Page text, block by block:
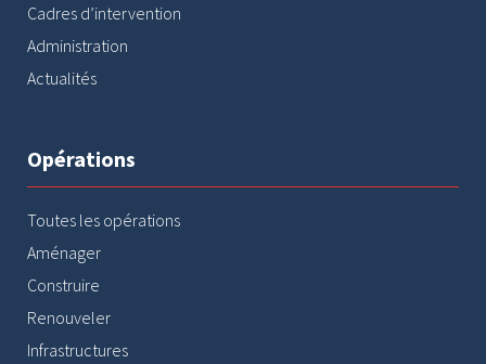
Cadres d’intervention
Administration
Actualités
Opérations
Toutes les opérations
Aménager
Construire
Renouveler
Infrastructures